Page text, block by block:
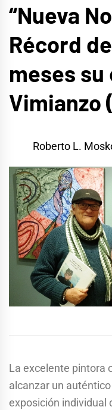
“Nueva
Récord
meses
Vimianzo
Roberto L.
La excelente pintora
alcanzar un
exposición individual